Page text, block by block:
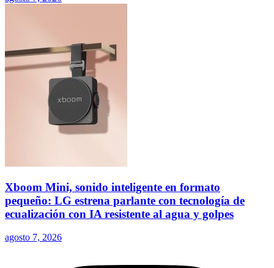
Xboom Mini, sonido inteligente en formato
pequeño: LG estrena parlante con tecnología de
ecualización con IA resistente al agua y golpes
agosto 7, 2026